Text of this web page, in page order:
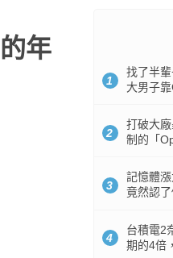
年
1
找了半
大男子
2
打破大
制的「
3
記憶體
竟然認
4
台積電2
期的4倍